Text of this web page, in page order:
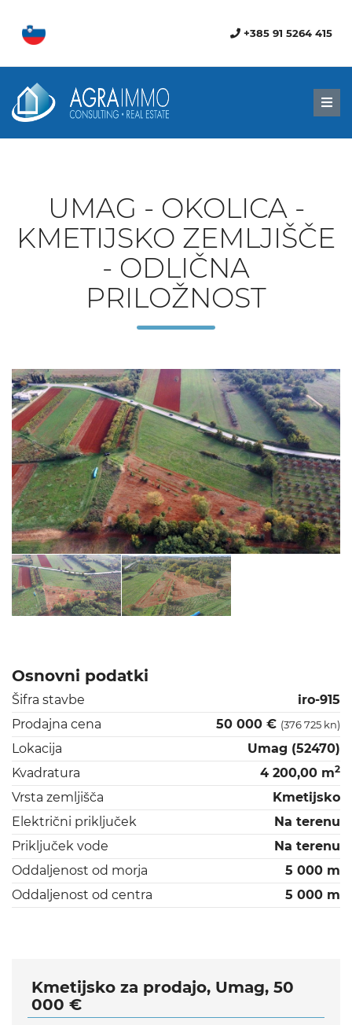
+385 91 5264 415
UMAG - OKOLICA -
KMETIJSKO ZEMLJIŠČE
- ODLIČNA
PRILOŽNOST
Osnovni podatki
Šifra stavbe
iro-915
Prodajna cena
50 000 € (376 725 kn)
Lokacija
Umag (52470)
Kvadratura
4 200,00 m2
Vrsta zemljišča
Kmetijsko
Električni priključek
Na terenu
Priključek vode
Na terenu
Oddaljenost od morja
5 000 m
Oddaljenost od centra
5 000 m
Kmetijsko za prodajo, Umag, 50
000 €